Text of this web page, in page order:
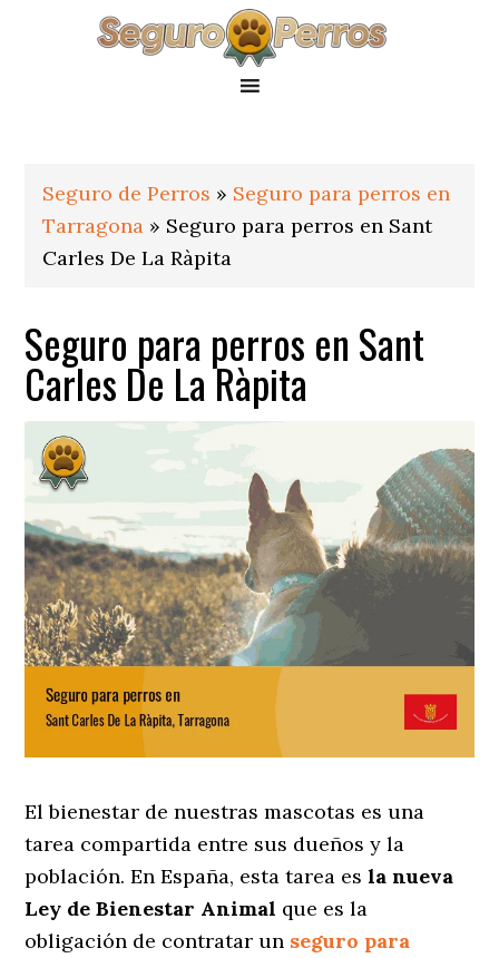
Seguro de Perros » Seguro para perros en
Tarragona » Seguro para perros en Sant
Carles De La Ràpita
Seguro para perros en Sant
Carles De La Ràpita
El bienestar de nuestras mascotas es una
tarea compartida entre sus dueños y la
población. En España, esta tarea esla nueva
Ley de Bienestar Animal que es la
obligación de contratar un seguro para